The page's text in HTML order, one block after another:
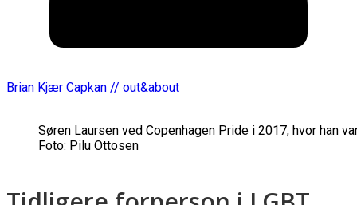
Brian Kjær Capkan // out&about
Søren Laursen ved Copenhagen Pride i 2017, hvor han
Foto: Pilu Ottosen